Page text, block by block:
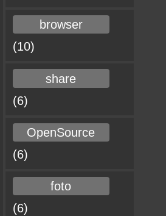
browser
(10)
share
(6)
OpenSource
(6)
foto
(6)